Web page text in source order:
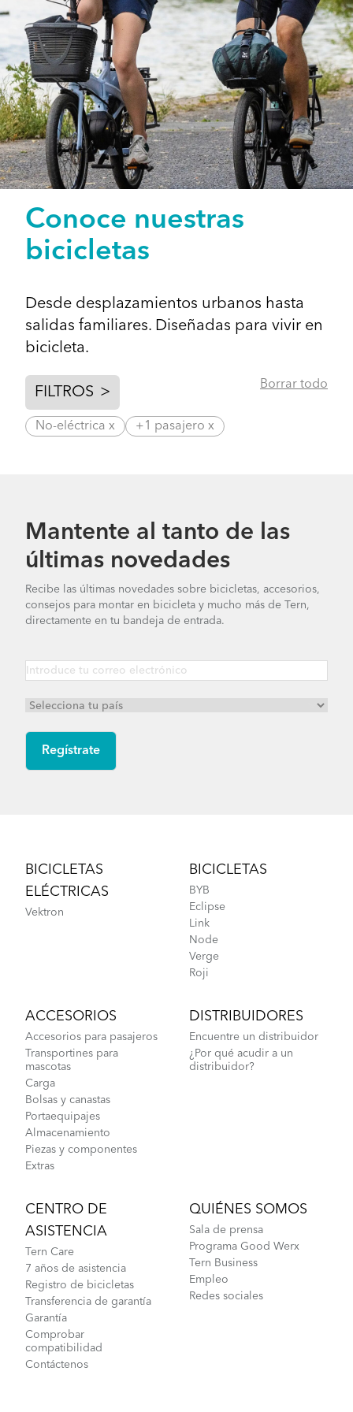
Conoce nuestras
bicicletas
Desde desplazamientos urbanos hasta
salidas familiares. Diseñadas para vivir en
bicicleta.
FILTROS > Borrar todo
No-eléctrica x +1 pasajero x
Mantente al tanto de las
últimas novedades
Recibe las últimas novedades sobre bicicletas, accesorios,
consejos para montar en bicicleta y mucho más de Tern,
directamente en tu bandeja de entrada.
BICICLETAS
ELÉCTRICAS
Vektron
BICICLETAS
BYB
Eclipse
Link
Node
Verge
Roji
ACCESORIOS
Accesorios para pasajeros
Transportines para
mascotas
Carga
Bolsas y canastas
Portaequipajes
Almacenamiento
Piezas y componentes
Extras
DISTRIBUIDORES
Encuentre un distribuidor
¿Por qué acudir a un
distribuidor?
CENTRO DE
ASISTENCIA
Tern Care
7 años de asistencia
Registro de bicicletas
Transferencia de garantía
Garantía
Comprobar
compatibilidad
Contáctenos
QUIÉNES SOMOS
Sala de prensa
Programa Good Werx
Tern Business
Empleo
Redes sociales